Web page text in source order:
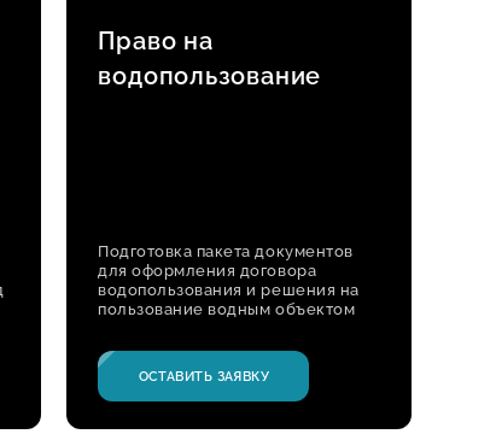
Право на
водопользование
Подготовка пакета документов
для оформления договора
водопользования и решения на
пользование водным объектом
ОСТАВИТЬ ЗАЯВКУ